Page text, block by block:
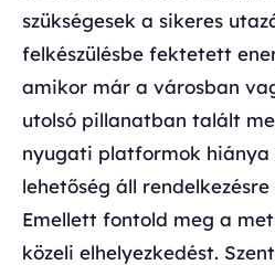
szükségesek a sikeres
felkészülésbe fektetett
amikor már a városban
utolsó pillanatban talált
nyugati platformok
lehetőség áll
Emellett fontold meg a
közeli elhelyezkedést.